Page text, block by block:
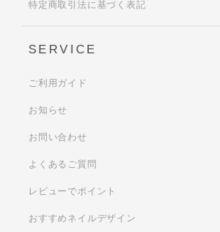
特定商取引法に基づく表記
SERVICE
ご利用ガイド
お知らせ
お問い合わせ
よくあるご質問
レビューでポイント
おすすめネイルデザイン